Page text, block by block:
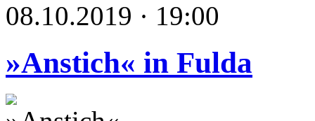
08.10.2019 · 19:00
»Anstich« in Fulda